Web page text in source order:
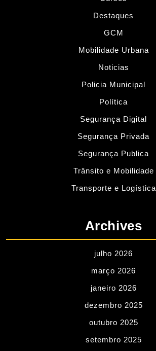
Destaques
GCM
Mobilidade Urbana
Noticias
Policia Municipal
Política
Segurança Digital
Segurança Privada
Segurança Publica
Trânsito e Mobilidade
Transporte e Logística
Archives
julho 2026
março 2026
janeiro 2026
dezembro 2025
outubro 2025
setembro 2025